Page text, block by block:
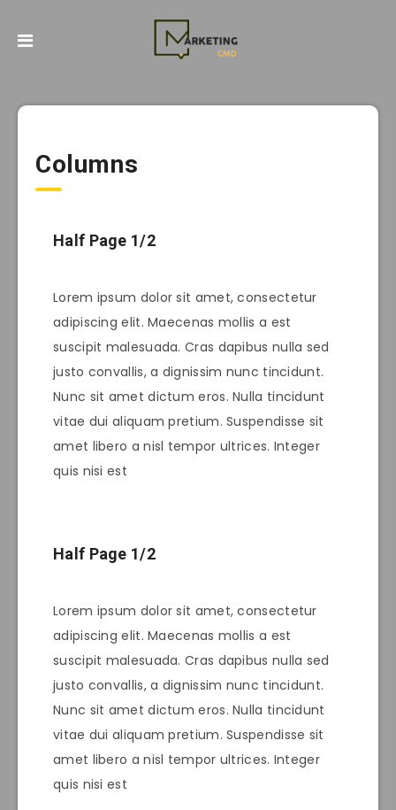
Columns
Half Page 1/2
Lorem ipsum dolor sit amet, consectetur
adipiscing elit. Maecenas mollis a est
suscipit malesuada. Cras dapibus nulla sed
justo convallis, a dignissim nunc tincidunt.
Nunc sit amet dictum eros. Nulla tincidunt
vitae dui aliquam pretium. Suspendisse sit
amet libero a nisl tempor ultrices. Integer
quis nisi est
Half Page 1/2
Lorem ipsum dolor sit amet, consectetur
adipiscing elit. Maecenas mollis a est
suscipit malesuada. Cras dapibus nulla sed
justo convallis, a dignissim nunc tincidunt.
Nunc sit amet dictum eros. Nulla tincidunt
vitae dui aliquam pretium. Suspendisse sit
amet libero a nisl tempor ultrices. Integer
quis nisi est